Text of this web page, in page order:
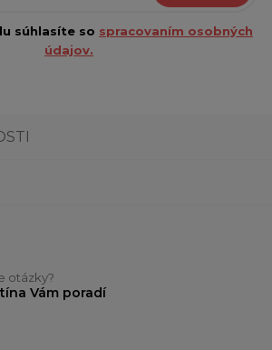
súhlasíte so spracovaním osobných
údajov.
otázky?
Vám poradí